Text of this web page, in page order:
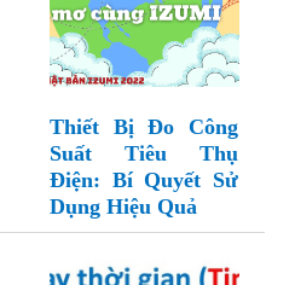
Thiết Bị Đo Công
Suất Tiêu Thụ
Điện: Bí Quyết Sử
Dụng Hiệu Quả